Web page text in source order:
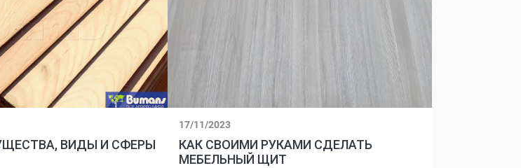
ВИДЫ И СФЕРЫ
17/11/2023
КАК СВОИМИ РУКАМИ СДЕЛАТЬ
МЕБЕЛЬНЫЙ ЩИТ